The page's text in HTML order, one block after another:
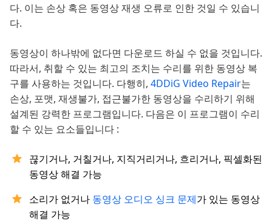
다. 이는 손상 혹은 동영상 재생 오류로 인한 것일 수 있습니
다.
동영상이 하나밖에 없다면 다운로드 하실 수 없을 것입니다.
따라서, 취할 수 있는 최고의 조치는 수리를 위한 동영상 복
구를 사용하는 것입니다. 다행히, 4DDiG Video Repair는
손상, 포맷, 재생불가, 접근불가한 동영상을 수리하기 위해
설계된 강력한 프로그램입니다. 다음은 이 프로그램이 수리
할 수 있는 요소들입니다 :
끊기거나, 거칠거나, 지직거리거나, 흐리거나, 픽셀화된
동영상 해결 가능
소리가 없거나 동영상 오디오 싱크 문제가 있는 동영상
해결 가능